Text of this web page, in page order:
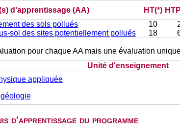
d’apprentissage (AA) HT(*)
des sols pollués 10
sol des sites potentiellement pollués 18
pour chaque AA mais une évaluation
Unité d'enseignement
appliquée
d'apprentissage du programme